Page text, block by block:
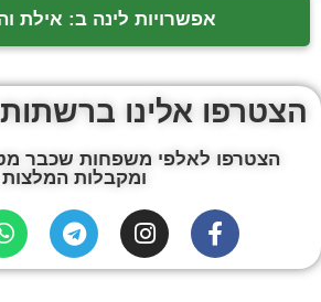
אפשרויות לינה ב: אילת
הצטרפו אלינו
הצטרפו לאלפי משפחות שכבר
ומקבלות המלצות